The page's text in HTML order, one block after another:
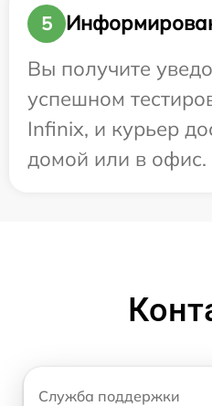
5
Вы получите
успешном
Infinix, и курьер
домой или в офис.
Служба поддержки